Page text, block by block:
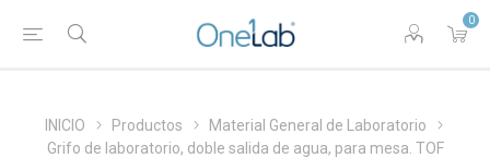
0
INICIO Productos
Material General de Laboratorio
Grifo de laboratorio, doble salida de agua, para mesa. TOF